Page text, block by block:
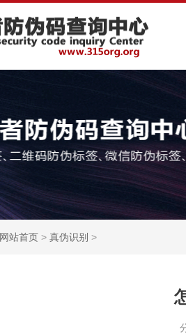
网站首页 > 真伪识别 >